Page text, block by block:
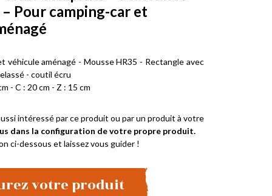
Pour camping-car et
véhicule aménagé - Mousse HR35 - Rectangle avec
- coutil écru
- C : 20 cm - Z : 15 cm
intéressé par ce produit ou par un produit à votre
dans la configuration de votre propre produit.
ci-dessous et laissez vous guider !
votre produit